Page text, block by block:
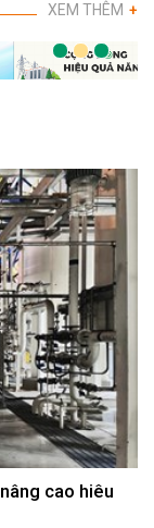
XEM THÊM +
cao hiêu